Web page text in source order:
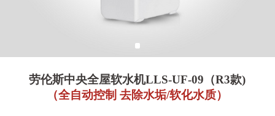
劳伦斯中央全屋软水机LLS-UF-09（R3款)
（全自动控制 去除水垢/软化水质）